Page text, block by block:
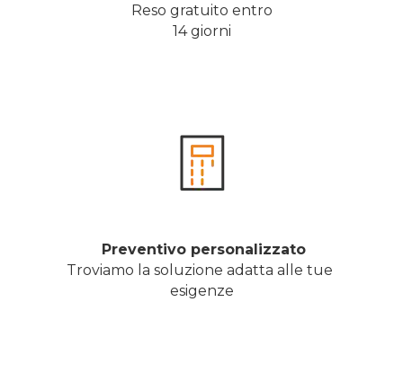
Reso gratuito entro
14 giorni
Preventivo personalizzato
Troviamo la soluzione adatta alle tue
esigenze